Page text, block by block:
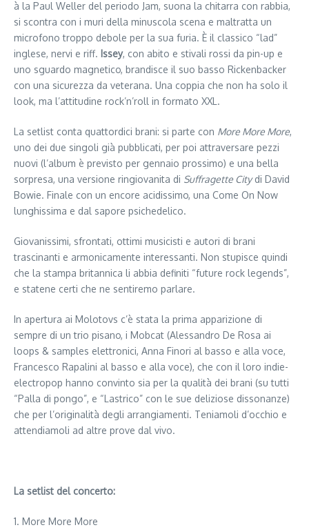
à la Paul Weller del periodo Jam, suona la chitarra con rabbia,
si scontra con i muri della minuscola scena e maltratta un
microfono troppo debole per la sua furia. È il classico “lad”
inglese, nervi e riff. Issey, con abito e stivali rossi da pin-up e
uno sguardo magnetico, brandisce il suo basso Rickenbacker
con una sicurezza da veterana. Una coppia che non ha solo il
look, ma l’attitudine rock’n’roll in formato XXL.
La setlist conta quattordici brani: si parte con More More More,
uno dei due singoli già pubblicati, per poi attraversare pezzi
nuovi (l’album è previsto per gennaio prossimo) e una bella
sorpresa, una versione ringiovanita di Suffragette Citydi David
Bowie. Finale con un encore acidissimo, una Come On Now
lunghissima e dal sapore psichedelico.
Giovanissimi, sfrontati, ottimi musicisti e autori di brani
trascinanti e armonicamente interessanti. Non stupisce quindi
che la stampa britannica li abbia definiti “future rock legends”,
e statene certi che ne sentiremo parlare.
In apertura ai Molotovs c’è stata la prima apparizione di
sempre di un trio pisano, i Mobcat (Alessandro De Rosa ai
loops & samples elettronici, Anna Finori al basso e alla voce,
Francesco Rapalini al basso e alla voce), che con il loro indie-
electropop hanno convinto sia per la qualità dei brani (su tutti
“Palla di pongo”, e “Lastrico” con le sue deliziose dissonanze)
che per l’originalità degli arrangiamenti. Teniamoli d’occhio e
attendiamoli ad altre prove dal vivo.
La setlist del concerto:
1. More More More